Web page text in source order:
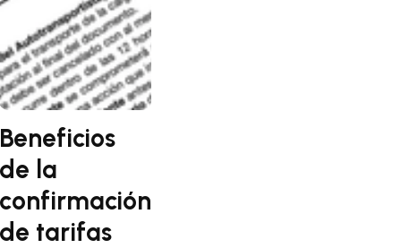
Beneficios
de la
confirmación
de tarifas